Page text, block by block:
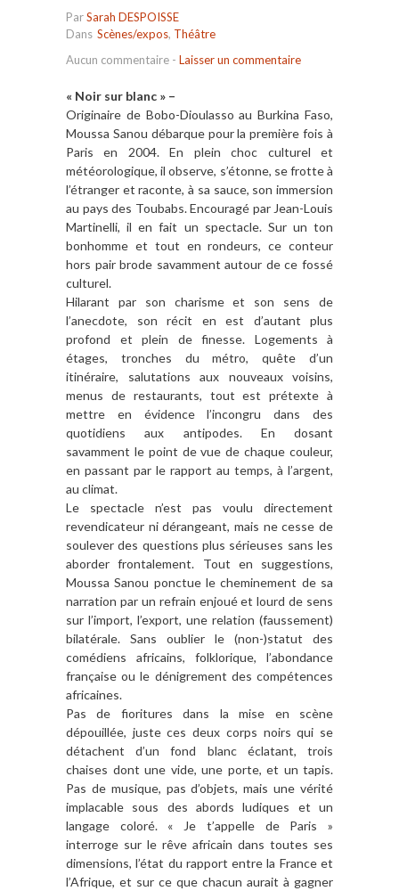
ParSarah DESPOISSE
Dans Scènes/expos, Théâtre
Aucun commentaire - Laisser un commentaire
« Noir sur blanc » –
Originaire de Bobo-Dioulasso au Burkina Faso,
Moussa Sanou débarque pour la première fois à
Paris en 2004. En plein choc culturel et
météorologique, il observe, s’étonne, se frotte à
l’étranger et raconte, à sa sauce, son immersion
au pays des Toubabs. Encouragé par Jean-Louis
Martinelli, il en fait un spectacle. Sur un ton
bonhomme et tout en rondeurs, ce conteur
hors pair brode savamment autour de ce fossé
culturel.
Hilarant par son charisme et son sens de
l’anecdote, son récit en est d’autant plus
profond et plein de finesse. Logements à
étages, tronches du métro, quête d’un
itinéraire, salutations aux nouveaux voisins,
menus de restaurants, tout est prétexte à
mettre en évidence l’incongru dans des
quotidiens aux antipodes. En dosant
savamment le point de vue de chaque couleur,
en passant par le rapport au temps, à l’argent,
au climat.
Le spectacle n’est pas voulu directement
revendicateur ni dérangeant, mais ne cesse de
soulever des questions plus sérieuses sans les
aborder frontalement. Tout en suggestions,
Moussa Sanou ponctue le cheminement de sa
narration par un refrain enjoué et lourd de sens
sur l’import, l’export, une relation (faussement)
bilatérale. Sans oublier le (non-)statut des
comédiens africains, folklorique, l’abondance
française ou le dénigrement des compétences
africaines.
Pas de fioritures dans la mise en scène
dépouillée, juste ces deux corps noirs qui se
détachent d’un fond blanc éclatant, trois
chaises dont une vide, une porte, et un tapis.
Pas de musique, pas d’objets, mais une vérité
implacable sous des abords ludiques et un
langage coloré. « Je t’appelle de Paris »
interroge sur le rêve africain dans toutes ses
dimensions, l’état du rapport entre la France et
l’Afrique, et sur ce que chacun aurait à gagner